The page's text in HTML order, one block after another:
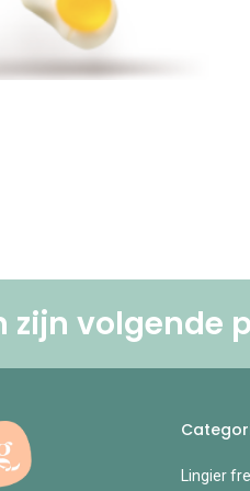
zijn volgende
Lingier